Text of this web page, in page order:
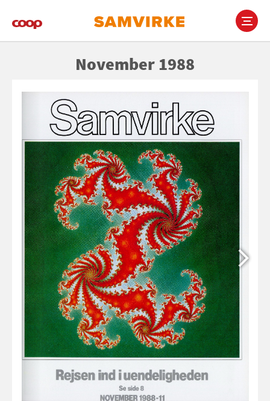
November 1988